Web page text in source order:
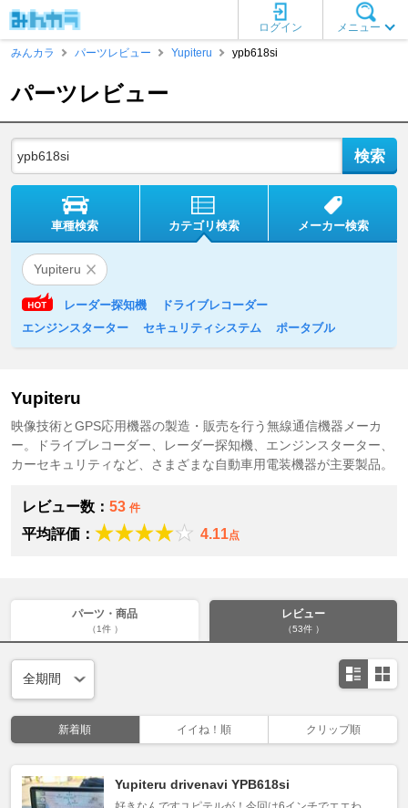
メニュー
ログイン
みんカラ
パーツレビュー Yupiteru ypb618si
パーツレビュー
車種検索 カテゴリ検索 メーカー検索
Yupiteru
レーダー探知機
ドライブレコーダー
エンジンスターター
セキュリティシステム ポータブル
Yupiteru
映像技術とGPS応用機器の製造・販売を行う無線通信機器メーカ
ー。ドライブレコーダー、レーダー探知機、エンジンスターター、
カーセキュリティなど、さまざまな自動車用電装機器が主要製品。
レビュー数： 53 件
平均評価： 4.11点
パーツ・商品
（1件 ）
レビュー
（53件 ）
新着順 イイね！順 クリップ順
Yupiteru drivenavi YPB618si